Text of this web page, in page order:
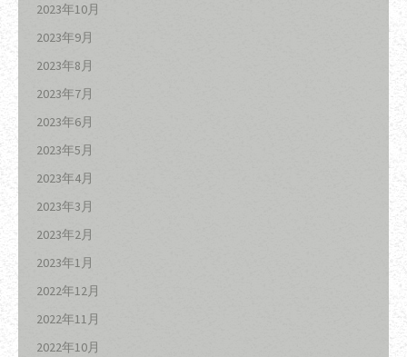
2023年10月
2023年9月
2023年8月
2023年7月
2023年6月
2023年5月
2023年4月
2023年3月
2023年2月
2023年1月
2022年12月
2022年11月
2022年10月